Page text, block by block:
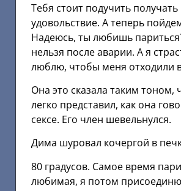
Тебя стоит подучить получать
удовольствие. А теперь
Надеюсь, ты любишь
нельзя после аварии. А я
люблю, чтобы меня отходили
Она это сказала таким тоном,
легко представил, как она
сексе. Его член шевельнулся.
Дима шуровал кочергой в
80 градусов. Самое время
любимая, я потом